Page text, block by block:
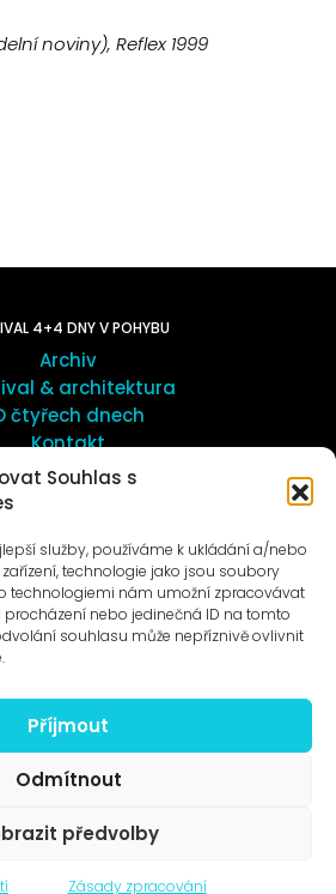
Souhlas s
služby, používáme k ukládání a/nebo
technologie jako jsou soubory
technologiemi nám umožní zpracovávat
procházení nebo jedinečná ID na tomto
souhlasu může nepříznivě ovlivnit
Příjmout
Odmítnout
předvolby
Zásady zpracování
noviny), Reflex 1999
4+4 DNY V POHYBU
Archiv
& architektura
čtyřech dnech
Kontakt
umění v Motole
na e-mail
© 1996–2025